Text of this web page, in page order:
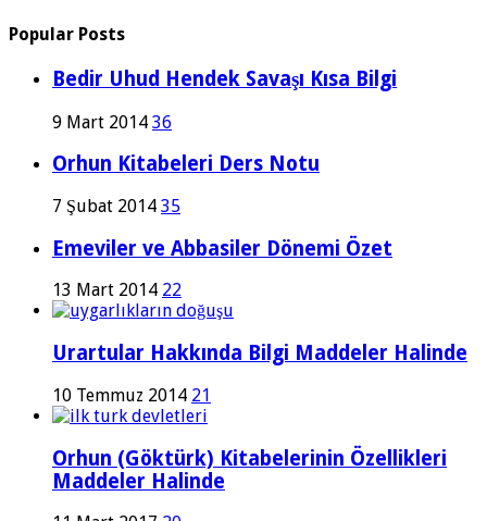
Popular Posts
Bedir Uhud Hendek Savaşı Kısa Bilgi
9 Mart 2014 36
Orhun Kitabeleri Ders Notu
7 Şubat 2014 35
Emeviler ve Abbasiler Dönemi Özet
13 Mart 2014 22
Urartular Hakkında Bilgi Maddeler Halinde
10 Temmuz 2014 21
Orhun (Göktürk) Kitabelerinin Özellikleri
Maddeler Halinde